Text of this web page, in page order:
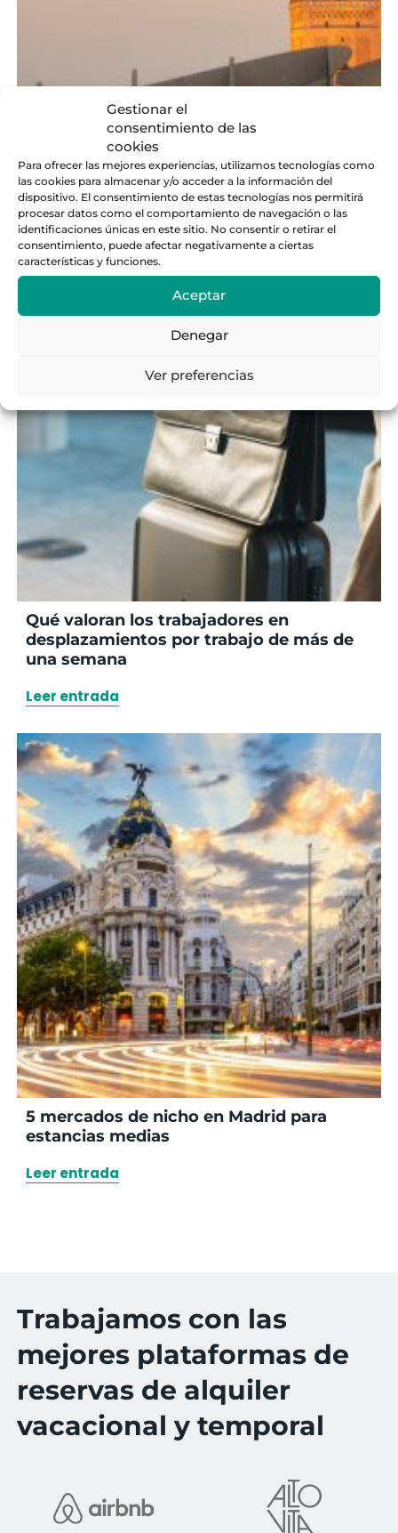
Gestionar el
consentimiento de las
cookies
Para ofrecer las mejores experiencias, utilizamos tecnologías como
las cookies para almacenar y/o acceder a la información del
dispositivo. El consentimiento de estas tecnologías nos permitirá
procesar datos como el comportamiento de navegación o las
identificaciones únicas en este sitio. No consentir o retirar el
consentimiento, puede afectar negativamente a ciertas
características y funciones.
Aceptar
Denegar
Ver preferencias
Las nuevas reglas del juego para los
alojamientos turísticos en Sevilla
Leer entrada
Qué valoran los trabajadores en
desplazamientos por trabajo de más de
una semana
Leer entrada
5 mercados de nicho en Madrid para
estancias medias
Leer entrada
Trabajamos con las
mejores plataformas de
reservas de alquiler
vacacional y temporal